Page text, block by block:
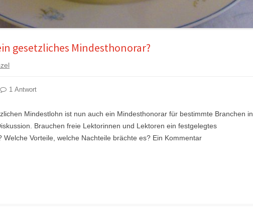
gesetzliches Mindesthonorar?
1 Antwort
Mindestlohn ist nun auch ein Mindesthonorar für bestimmte Branchen in
Brauchen freie Lektorinnen und Lektoren ein festgelegtes
Welche Vorteile, welche Nachteile brächte es? Ein Kommentar